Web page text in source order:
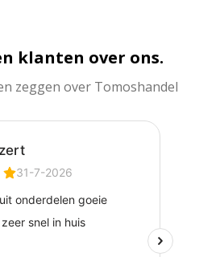
klanten over ons.
zeggen over Tomoshandel